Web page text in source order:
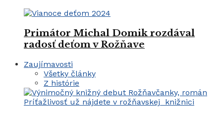
Primátor Michal Domik rozdával
radosť deťom v Rožňave
Zaujímavosti
Všetky články
Z histórie